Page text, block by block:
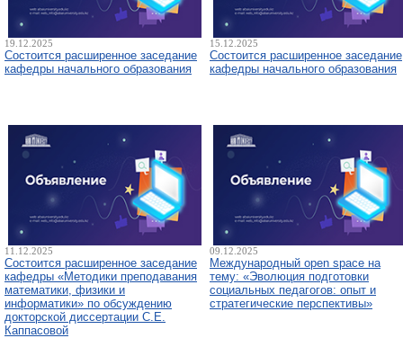
19.12.2025
Состоится расширенное заседание
кафедры начального образования
15.12.2025
Состоится расширенное заседание
кафедры начального образования
11.12.2025
Состоится расширенное заседание
кафедры «Методики преподавания
математики, физики и
информатики» по обсуждению
докторской диссертации С.Е.
Каппасовой
09.12.2025
Международный open space на
тему: «Эволюция подготовки
социальных педагогов: опыт и
стратегические перспективы»